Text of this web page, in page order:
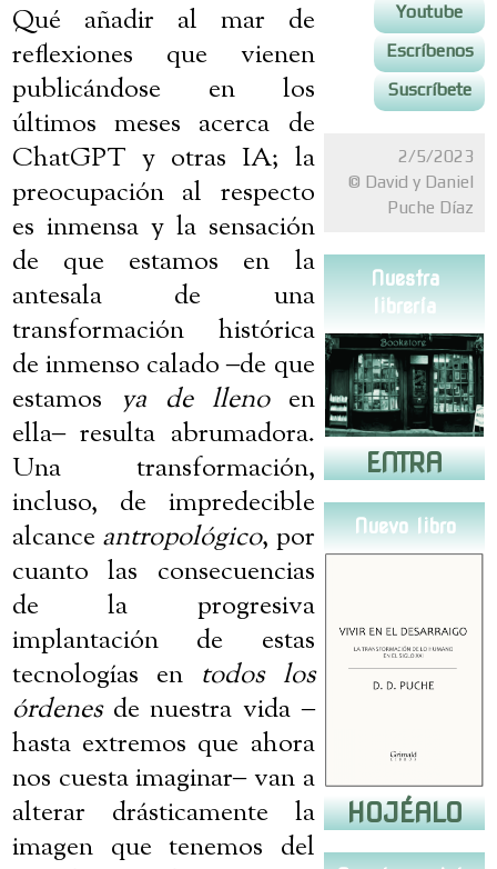
Qué añadir al mar de
reflexiones que vienen
publicándose en los
últimos meses acerca de
ChatGPT y otras IA; la
preocupación al respecto
es inmensa y la sensación
de que estamos en la
antesala de una
transformación histórica
de inmenso calado‒de que
estamos ya de llenoen
ella‒resulta abrumadora.
Una transformación,
incluso, de impredecible
alcance antropológico, por
cuanto las consecuencias
de la progresiva
implantación de estas
tecnologías en todos los
órdenesde nuestra vida‒
hasta extremos que ahora
nos cuesta imaginar‒van a
alterar drásticamente la
imagen que tenemos del
Youtube
Escríbenos
Suscríbete
2/5/2023
© David y Daniel
Puche Díaz
Nuestra
librería
ENTRA
Nuevo libro
HOJÉALO